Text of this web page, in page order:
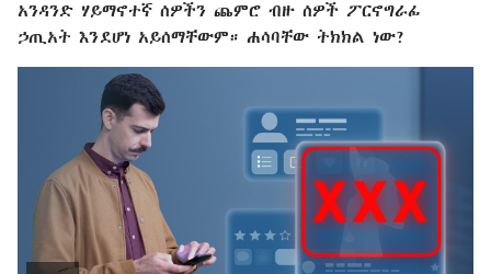
አንዳንድ ሃይማኖተኛ ሰዎችን ጨምሮ ብዙ ሰዎች ፖርኖግራፊ
ኃጢአት እንደሆነ አይሰማቸውም። ሐሳባቸው ትክክል ነው?